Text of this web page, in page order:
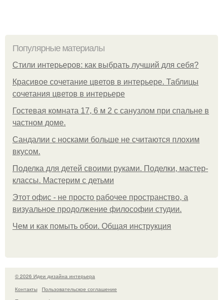
Популярные материалы
Стили интерьеров: как выбрать лучший для себя?
Красивое сочетание цветов в интерьере. Таблицы
сочетания цветов в интерьере
Гостевая комната 17, 6 м 2 с санузлом при спальне в
частном доме.
Сандалии с носками больше не считаются плохим
вкусом.
Поделка для детей своими руками. Поделки, мастер-
классы. Мастерим с детьми
Этот офис - не просто рабочее пространство, а
визуальное продолжение философии студии.
Чем и как помыть обои. Общая инструкция
© 2026 Идеи дизайна интерьера
Контакты
Пользовательское соглашение